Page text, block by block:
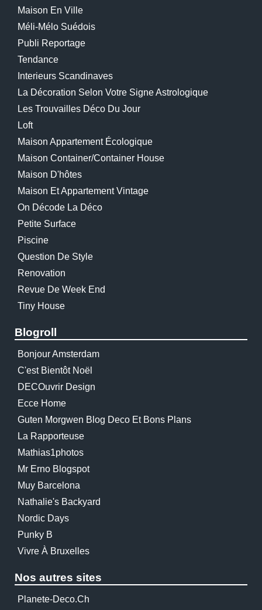
Maison En Ville
Méli-Mélo Suédois
Publi Reportage
Tendance
Interieurs Scandinaves
La Décoration Selon Votre Signe Astrologique
Les Trouvailles Déco Du Jour
Loft
Maison Appartement Écologique
Maison Container/container House
Maison D'hôtes
Maison Et Appartement Vintage
On Décode La Déco
Petite Surface
Piscine
Question De Style
Renovation
Revue De Week End
Tiny House
Blogroll
Bonjour Amsterdam
C'est Bientôt Noël
DECOuvrir Design
Ecce Home
Guten Morgwen Blog Deco Et Bons Plans
La Rapporteuse
Mathias1photos
Mr Erno Blogspot
Muy Barcelona
Nathalie's Backyard
Nordic Days
Punky B
Vivre À Bruxelles
Nos autres sites
Planete-Deco.ch